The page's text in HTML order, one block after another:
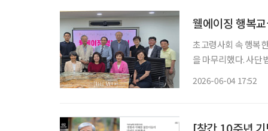
웰에이징 행복
초고령사회 속 행복
을 마무리했다. 사단법인 동아노인복지연구소가 주최하고 이투데이피엔씨의 시니어 매거진
2026-06-04 17:52